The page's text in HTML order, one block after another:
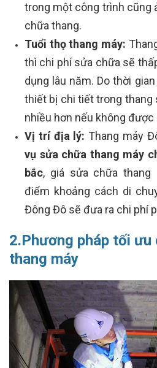
trong một công trình cũng
chữa thang.
Tuổi thọ thang máy:
thì chi phí sửa chữa sẽ
dụng lâu năm. Do thời
thiết bị chi tiết trong thang
nhiều hơn nếu không
Vị trí địa lý: Thang máy
vụ sửa chữa thang máy
bắc, giá sửa chữa
điểm khoảng cách di
Đông Đô sẽ đưa ra chi phí
2.Phương pháp tối
thang máy